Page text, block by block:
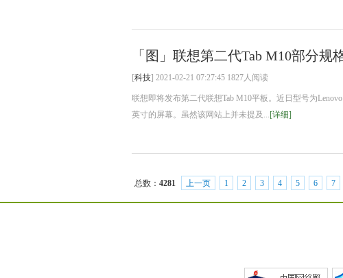
「图」联想第二代Tab M10部分规
[科技] 2021-02-21 07:27:45 1827人阅读
联想即将发布第二代联想Tab M10平板。近日型号为
英寸的屏幕。虽然该网站上并未提及...[详细]
总数： 4281 上一页 1 2 3 4 5 6 7